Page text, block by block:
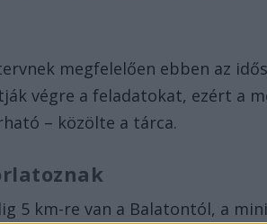
megfelelően ebben az
végre a feladatokat, ezért a
– közölte a tárca.
5 km-re van a Balatontól, a